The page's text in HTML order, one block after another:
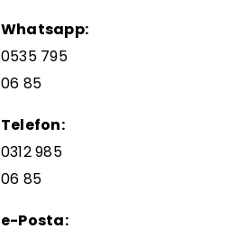
Whatsapp:
0535 795
06 85
Telefon:
0312 985
06 85
e-Posta: